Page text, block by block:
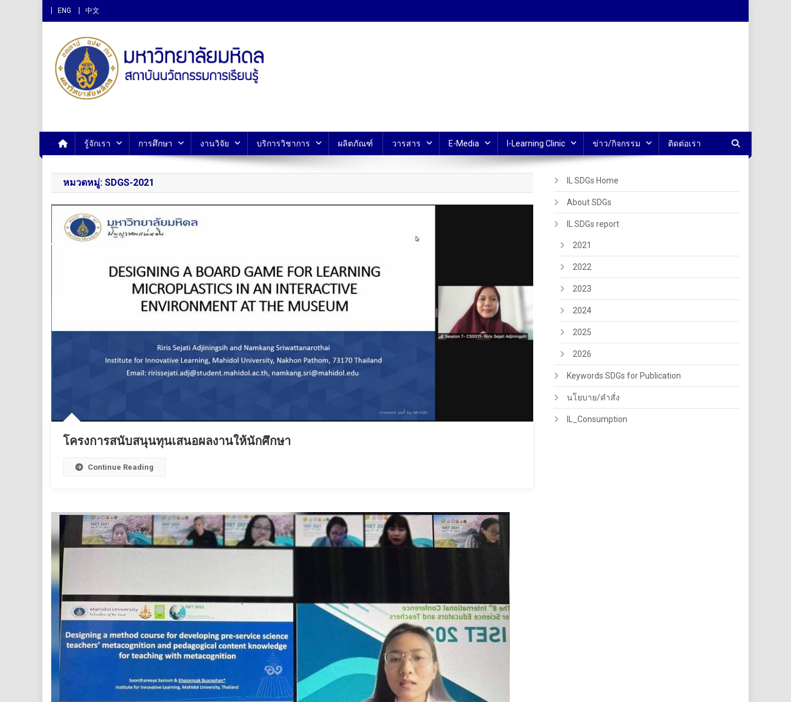
ENG 中文
สถาบันนวัตกรรมการเรียนรู้ ม.มหิดล
รู้จักเรา การศึกษา งานวิจัย บริการวิชาการ ผลิตภัณฑ์ วารสาร E-Media I-Learning Clinic ข่าว/กิจกรรม ติดต่อเรา
หมวดหมู่: SDGS-2021
โครงการสนับสนุนทุนเสนอผลงานให้นักศึกษา
Continue Reading
IL SDGs Home
About SDGs
IL SDGs report
2021
2022
2023
2024
2025
2026
Keywords SDGs for Publication
นโยบาย/คำสั่ง
IL_Consumption